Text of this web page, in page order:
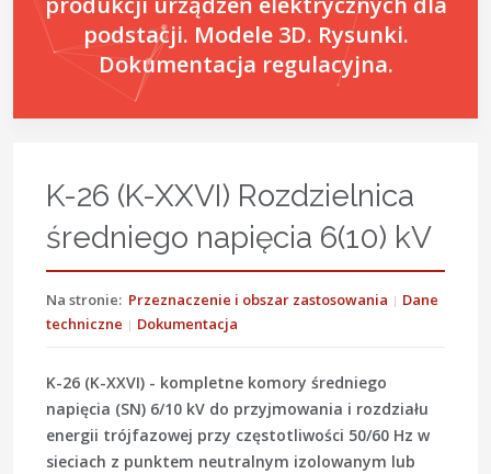
podstacji. Modele 3D. Rysunki.
Dokumentacja regulacyjna.
K-26 (K-XXVI) Rozdzielnica
średniego napięcia 6(10) kV
Na stronie: Przeznaczenie i obszar zastosowania
Dane
techniczne
Dokumentacja
K-26 (K-XXVI) - kompletne komory średniego
napięcia (SN) 6/10 kV do przyjmowania i rozdziału
energii trójfazowej przy częstotliwości 50/60 Hz w
sieciach z punktem neutralnym izolowanym lub